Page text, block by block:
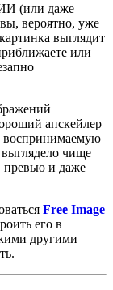
(или даже
вероятно, уже
выглядит
или
апскейлер
воспринимаемую
чище
превью и даже
Free Image
его в
другими